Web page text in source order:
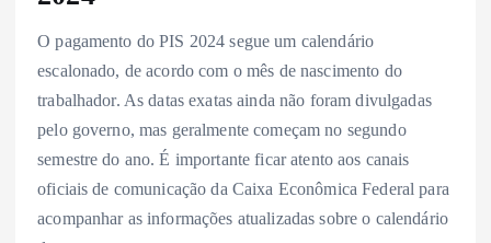
O pagamento do PIS 2024 segue um calendário
escalonado, de acordo com o mês de nascimento do
trabalhador. As datas exatas ainda não foram divulgadas
pelo governo, mas geralmente começam no segundo
semestre do ano. É importante ficar atento aos canais
oficiais de comunicação da Caixa Econômica Federal para
acompanhar as informações atualizadas sobre o calendário